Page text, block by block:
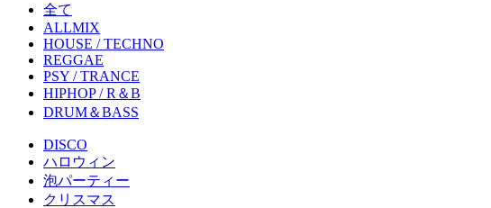
全て
ALLMIX
HOUSE / TECHNO
REGGAE
PSY / TRANCE
HIPHOP / R＆B
DRUM＆BASS
DISCO
ハロウィン
泡パーティー
クリスマス